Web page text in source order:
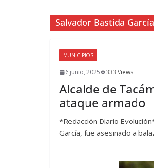
Salvador Bastida García
MUNICIPIOS
6 junio, 2025 333 Views
Alcalde de
ataque armado
*Redacción Diario
García, fue asesinado a